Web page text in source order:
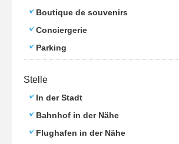
Boutique de souvenirs
Conciergerie
Parking
Stelle
In der Stadt
Bahnhof in der Nähe
Flughafen in der Nähe